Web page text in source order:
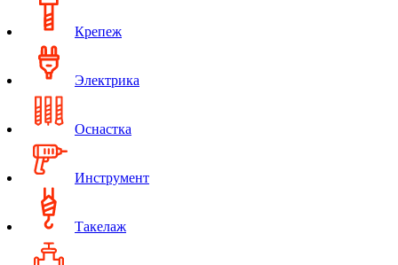
Крепеж
Электрика
Оснастка
Инструмент
Такелаж